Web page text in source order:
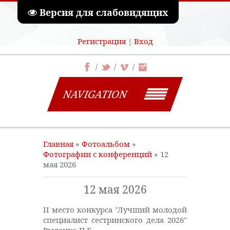
Версия для слабовидящих
Регистрация| Вход
NAVIGATION
Главная» Фотоальбом »
Фотографии с конференций » 12
мая 2026
12 мая 2026
II место конкурса "Лучший молодой
специалист сестринского дела 2026"